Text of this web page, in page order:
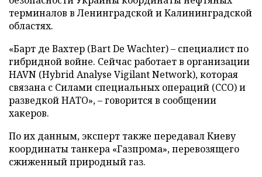
терминалов в Ленинградской и Калининградской
областях.
«Барт де Вахтер (Bart De Wachter) – специалист по
гибридной войне. Сейчас работает в организации
HAVN (Hybrid Analyse Vigilant Network), которая
связана с Силами специальных операций (ССО) и
разведкой НАТО», – говорится в сообщении
хакеров.
По их данным, эксперт также передавал Киеву
координаты танкера «Газпрома», перевозящего
сжиженный природный газ.